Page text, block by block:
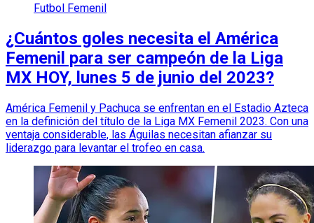
Futbol Femenil
¿Cuántos goles necesita el América
Femenil para ser campeón de la Liga
MX HOY, lunes 5 de junio del 2023?
América Femenil y Pachuca se enfrentan en el Estadio Azteca
en la definición del título de la Liga MX Femenil 2023. Con una
ventaja considerable, las Águilas necesitan afianzar su
liderazgo para levantar el trofeo en casa.